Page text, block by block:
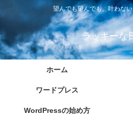
望んでも望んでも、叶わな
ラッキーな
ホーム
ワードプレス
WordPressの始め方